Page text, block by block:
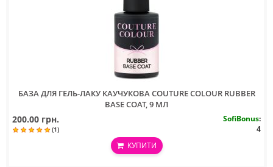
БАЗА ДЛЯ ГЕЛЬ-ЛАКУ КАУЧУКОВА COUTURE COLOUR RUBBER
BASE COAT, 9 МЛ
200.00 грн.
(1)
SofiBonus:
4
КУПИТИ